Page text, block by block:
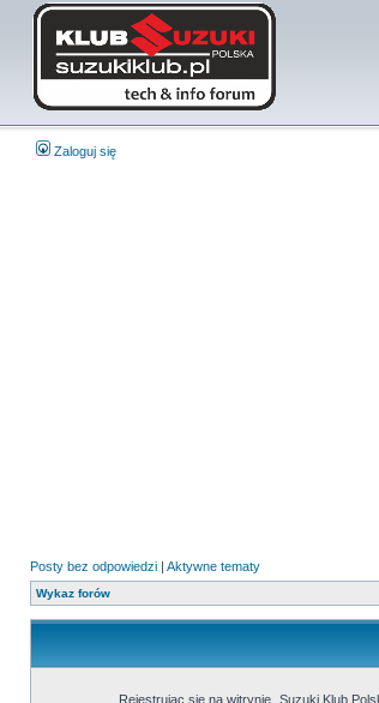
Zaloguj się
Posty bez odpowiedzi | Aktywne tematy
Wykaz forów
Rejestrując się na witrynie „Suzuki Klub